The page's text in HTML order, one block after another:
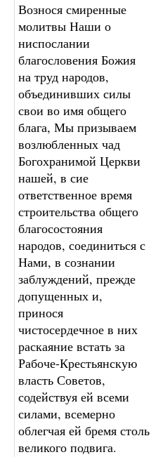
Вознося смиренные
молитвы Наши о
ниспослании
благословения Божия
на труд народов,
объединивших силы
свои во имя общего
блага, Мы призываем
возлюбленных чад
Богохранимой Церкви
нашей, в сие
ответственное время
строительства общего
благосостояния
народов, соединиться с
Нами, в сознании
заблуждений, прежде
допущенных и,
принося
чистосердечное в них
раскаяние встать за
Рабоче-Крестьянскую
власть Советов,
содействуя ей всеми
силами, всемерно
облегчая ей бремя столь
великого подвига.